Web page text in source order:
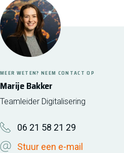
Marije Bakker
MEER WETEN? NEEM CONTACT OP
Teamleider Digitalisering
06 21 58 21 29
Stuur een e-mail